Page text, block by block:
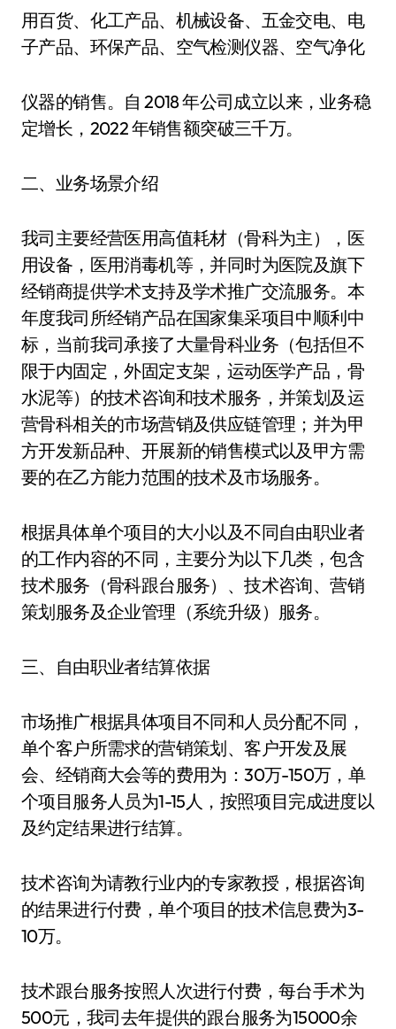
用百货、化工产品、机械设备、五金交电、电
子产品、环保产品、空气检测仪器、空气净化
仪器的销售。自 2018 年公司成立以来，业务稳
定增长，2022 年销售额突破三千万。
二、业务场景介绍
我司主要经营医用高值耗材（骨科为主），医
用设备，医用消毒机等，并同时为医院及旗下
经销商提供学术支持及学术推广交流服务。本
年度我司所经销产品在国家集采项目中顺利中
标，当前我司承接了大量骨科业务（包括但不
限于内固定，外固定支架，运动医学产品，骨
水泥等）的技术咨询和技术服务，并策划及运
营骨科相关的市场营销及供应链管理；并为甲
方开发新品种、开展新的销售模式以及甲方需
要的在乙方能力范围的技术及市场服务。
根据具体单个项目的大小以及不同自由职业者
的工作内容的不同，主要分为以下几类，包含
技术服务（骨科跟台服务）、技术咨询、营销
策划服务及企业管理（系统升级）服务。
三、自由职业者结算依据
市场推广根据具体项目不同和人员分配不同，
单个客户所需求的营销策划、客户开发及展
会、经销商大会等的费用为：30万-150万，单
个项目服务人员为1-15人，按照项目完成进度以
及约定结果进行结算。
技术咨询为请教行业内的专家教授，根据咨询
的结果进行付费，单个项目的技术信息费为3-
10万。
技术跟台服务按照人次进行付费，每台手术为
500元，我司去年提供的跟台服务为15000余